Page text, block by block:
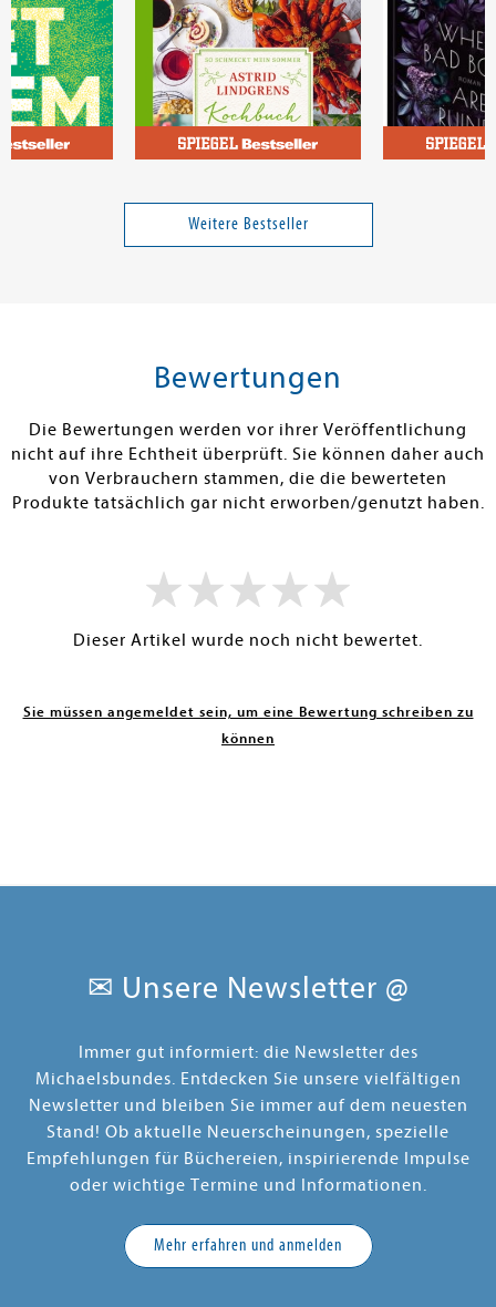
So schmeckt mein Sommer
Warenkorb
Weitere Bestseller
Bewertungen
Die Bewertungen werden vor ihrer Veröffentlichung
nicht auf ihre Echtheit überprüft. Sie können daher auch
von Verbrauchern stammen, die die bewerteten
Produkte tatsächlich gar nicht erworben/genutzt haben.
Dieser Artikel wurde noch nicht bewertet.
Sie müssen angemeldet sein, um eine Bewertung schreiben zu
können
✉ Unsere Newsletter @
Immer gut informiert: die Newsletter des
Michaelsbundes. Entdecken Sie unsere vielfältigen
Newsletter und bleiben Sie immer auf dem neuesten
Stand! Ob aktuelle Neuerscheinungen, spezielle
Empfehlungen für Büchereien, inspirierende Impulse
oder wichtige Termine und Informationen.
Mehr erfahren und anmelden